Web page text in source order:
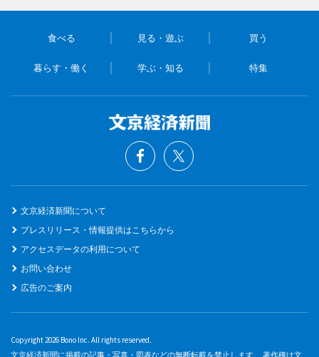
食べる 見る・遊ぶ 買う
暮らす・働く 学ぶ・知る 特集
文京経済新聞について
プレスリリース・情報提供はこちらから
アクセスデータの利用について
お問い合わせ
広告のご案内
Copyright 2026 Bono Inc. All rights reserved.
文京経済新聞に掲載の記事・写真・図表などの無断転載を禁止します。 著作権は文